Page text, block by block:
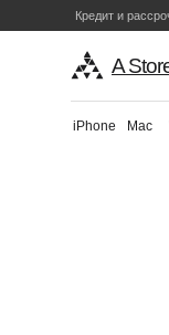
A
Кредит и
iPhone Mac